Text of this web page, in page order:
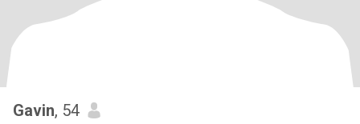
Gavin, 54